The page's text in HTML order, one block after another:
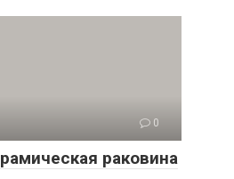
0
раковина